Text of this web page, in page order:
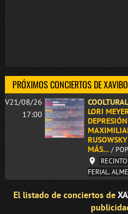
PRÓXIMOS CONCIERTOS DE XAVIBO
V21/08/26
17:00
LORI
MÁS... /
FERIAL.
El listado de conciertos de